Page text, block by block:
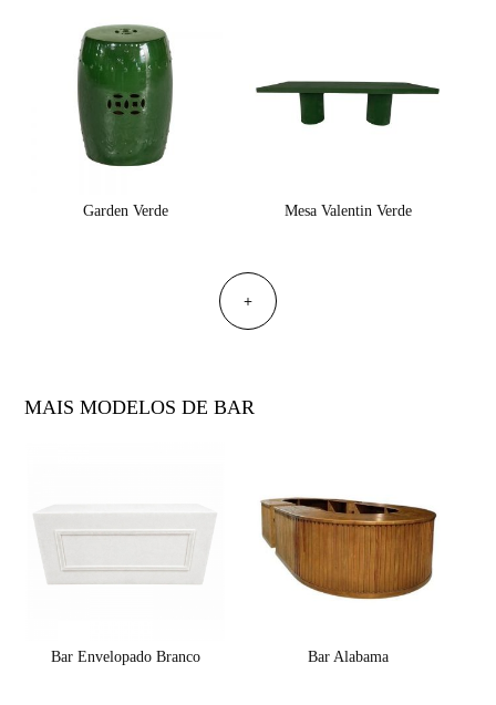
Garden Verde Mesa Valentin Verde
+
MAIS MODELOS DE BAR
Bar Envelopado Branco Bar Alabama